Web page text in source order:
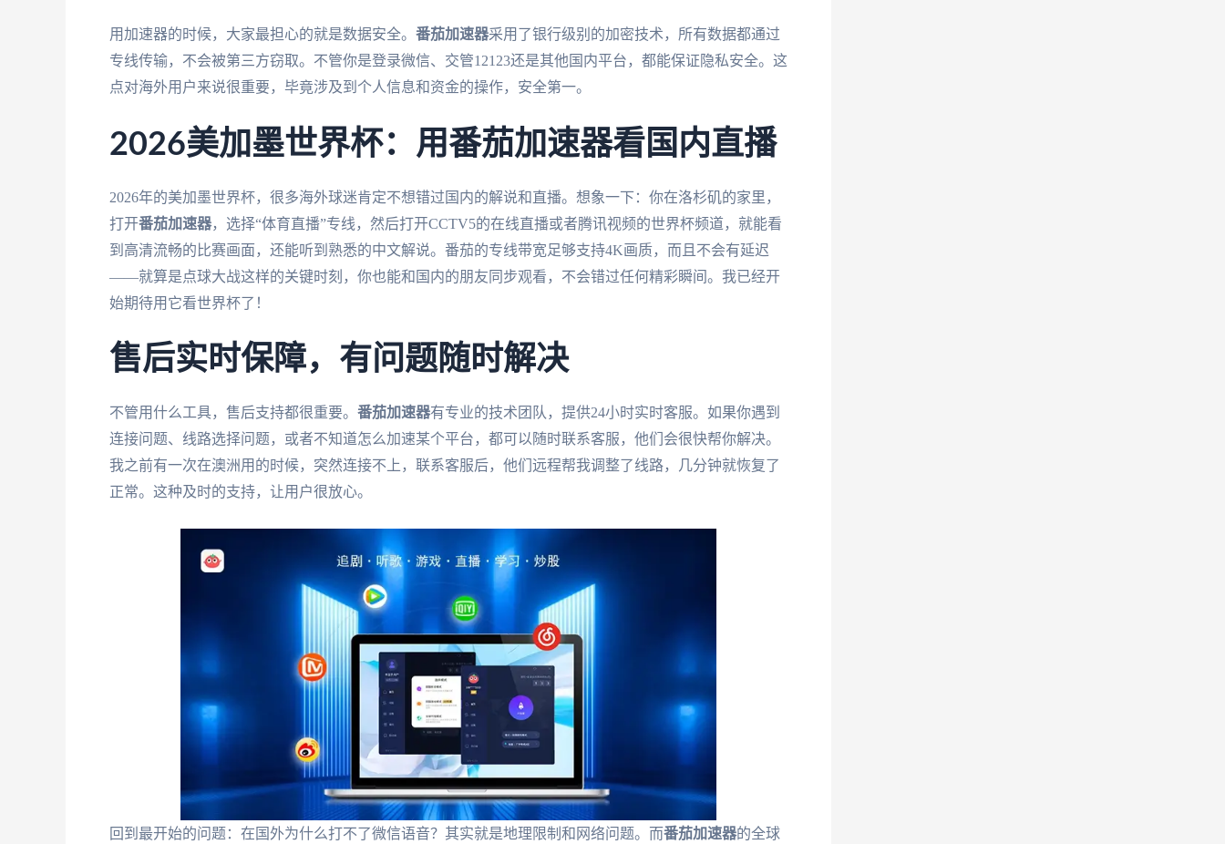
用加速器的时候，大家最担心的就是数据安全。 番茄加速器采用了银行级别的加密技术，所有数据都通过
专线传输，不会被第三方窃取。不管你是登录微信、交管12123还是其他国内平台，都能保证隐私安全。这
点对海外用户来说很重要，毕竟涉及到个人信息和资金的操作，安全第一。
2026美加墨世界杯：用番茄加速器看国内直播
2026年的美加墨世界杯，很多海外球迷肯定不想错过国内的解说和直播。想象一下：你在洛杉矶的家里，
打开番茄加速器，选择“体育直播”专线，然后打开CCTV5的在线直播或者腾讯视频的世界杯频道，就能看
到高清流畅的比赛画面，还能听到熟悉的中文解说。番茄的专线带宽足够支持4K画质，而且不会有延迟
——就算是点球大战这样的关键时刻，你也能和国内的朋友同步观看，不会错过任何精彩瞬间。我已经开
始期待用它看世界杯了！
售后实时保障，有问题随时解决
不管用什么工具，售后支持都很重要。 番茄加速器有专业的技术团队，提供24小时实时客服。如果你遇到
连接问题、线路选择问题，或者不知道怎么加速某个平台，都可以随时联系客服，他们会很快帮你解决。
我之前有一次在澳洲用的时候，突然连接不上，联系客服后，他们远程帮我调整了线路，几分钟就恢复了
正常。这种及时的支持，让用户很放心。
回到最开始的问题：在国外为什么打不了微信语音？其实就是地理限制和网络问题。而番茄加速器的全球